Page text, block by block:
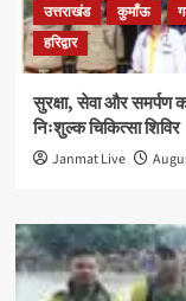
उत्तराखंड कुमाँऊ
हरिद्वार
सुरक्षा, सेवा और समर्पण
निःशुल्क चिकित्सा शिविर
Janmat Live